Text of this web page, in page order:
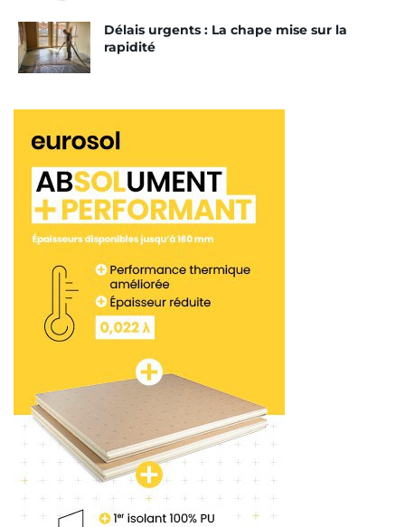
Délais urgents : La chape mise sur la
rapidité